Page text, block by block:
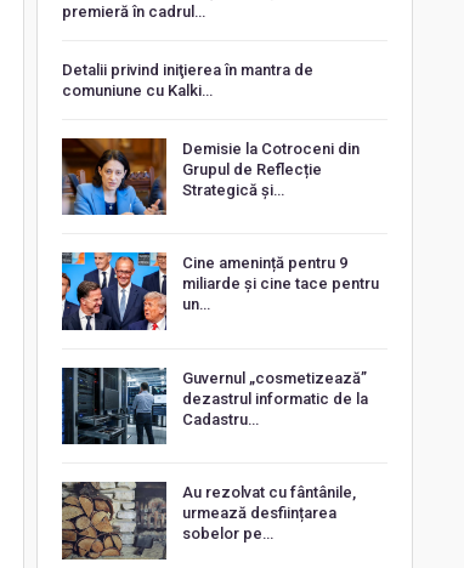
premieră în cadrul…
Detalii privind iniţierea în mantra de
comuniune cu Kalki…
Demisie la Cotroceni din
Grupul de Reflecție
Strategică și…
Cine amenință pentru 9
miliarde și cine tace pentru
un…
Guvernul „cosmetizează”
dezastrul informatic de la
Cadastru…
Au rezolvat cu fântânile,
urmează desființarea
sobelor pe…